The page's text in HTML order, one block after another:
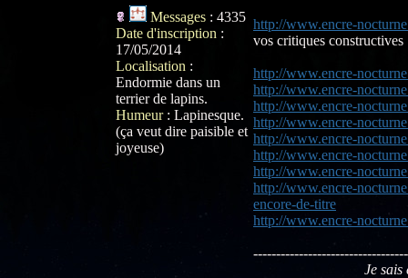
Messages : 4335
Date d'inscription :
17/05/2014
Localisation :
Endormie dans un
terrier de lapins.
Humeur: Lapinesque.
(ça veut dire paisible et
joyeuse)
http://www.encre-
vos critiques
http://www.encre-
http://www.encre-
http://www.encre-
http://www.encre-
http://www.encre-
http://www.encre-
http://www.encre-
http://www.encre-
encore-de-titre
http://www.encre-
Je sais